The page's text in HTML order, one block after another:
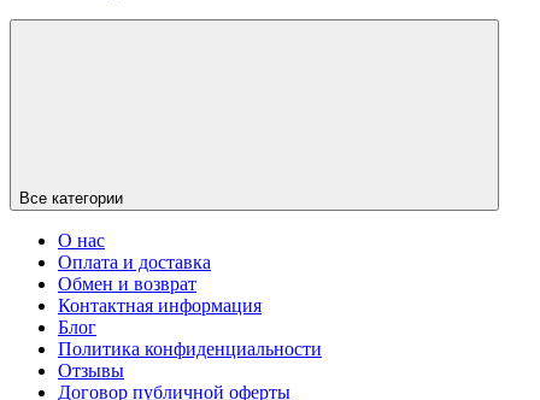
Все категории
О нас
Оплата и доставка
Обмен и возврат
Контактная информация
Блог
Политика конфиденциальности
Отзывы
Договор публичной оферты